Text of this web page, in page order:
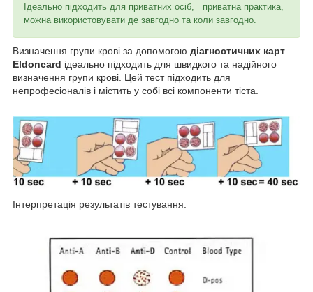
Ідеально підходить для приватних осіб, приватна практика,
можна використовувати де завгодно та коли завгодно.
Визначення групи крові за допомогою діагностичних карт
Eldoncard ідеально підходить для швидкого та надійного
визначення групи крові. Цей тест підходить для
непрофесіоналів і містить у собі всі компоненти тіста.
Інтерпретація результатів тестування: